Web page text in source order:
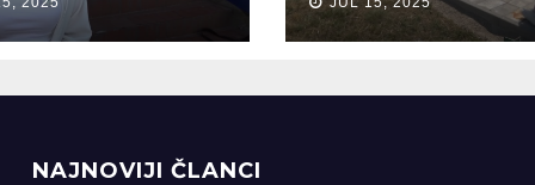
u
NAJNOVIJI ČLANCI